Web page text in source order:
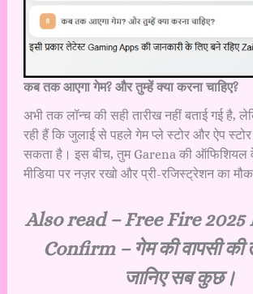
कब तक आएगा गेम? और तुम्हें क्या करना चाहिए?
अभी तक लॉन्च की सही तारीख नहीं बताई गई है,
रही हैं कि जुलाई से पहले गेम प्ले स्टोर और ऐप
सकता है। इस बीच, तुम Garena की ऑफिशियल
मीडिया पर नज़र रखो और प्री-रजिस्ट्रेशन का
Also read –Free Fire
Confirm – गेम की वापसी की
जानिए सब कुछ।